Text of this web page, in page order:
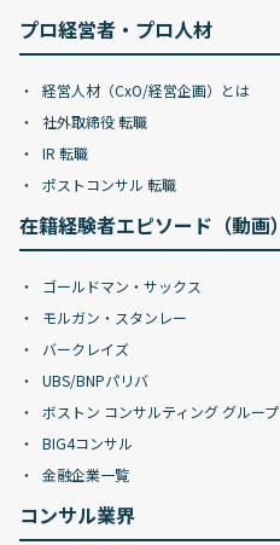
プロ経営者・プロ人材
経営人材（CxO/経営企画）とは
社外取締役 転職
IR 転職
ポストコンサル 転職
在籍経験者エピソード（動画）
ゴールドマン・サックス
モルガン・スタンレー
バークレイズ
UBS/BNPパリバ
ボストン コンサルティング グループ
BIG4コンサル
金融企業一覧
コンサル業界